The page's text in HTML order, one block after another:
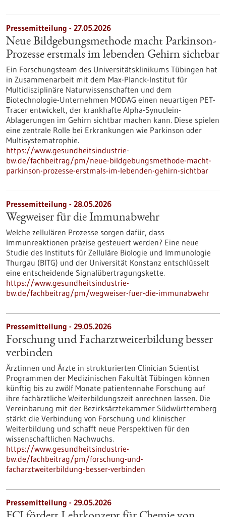
Pressemitteilung - 27.05.2026
Neue Bildgebungsmethode macht Parkinson-
Prozesse erstmals im lebenden Gehirn sichtbar
Ein Forschungsteam des Universitätsklinikums Tübingen hat
in Zusammenarbeit mit dem Max-Planck-Institut für
Multidisziplinäre Naturwissenschaften und dem
Biotechnologie-Unternehmen MODAG einen neuartigen PET-
Tracer entwickelt, der krankhafte Alpha-Synuclein-
Ablagerungen im Gehirn sichtbar machen kann. Diese spielen
eine zentrale Rolle bei Erkrankungen wie Parkinson oder
Multisystematrophie.
https://www.gesundheitsindustrie-
bw.de/fachbeitrag/pm/neue-bildgebungsmethode-macht-
parkinson-prozesse-erstmals-im-lebenden-gehirn-sichtbar
Pressemitteilung - 28.05.2026
Wegweiser für die Immunabwehr
Welche zellulären Prozesse sorgen dafür, dass
Immunreaktionen präzise gesteuert werden? Eine neue
Studie des Instituts für Zelluläre Biologie und Immunologie
Thurgau (BITG) und der Universität Konstanz entschlüsselt
eine entscheidende Signalübertragungskette.
https://www.gesundheitsindustrie-
bw.de/fachbeitrag/pm/wegweiser-fuer-die-immunabwehr
Pressemitteilung - 29.05.2026
Forschung und Facharztweiterbildung besser
verbinden
Ärztinnen und Ärzte in strukturierten Clinician Scientist
Programmen der Medizinischen Fakultät Tübingen können
künftig bis zu zwölf Monate patientennahe Forschung auf
ihre fachärztliche Weiterbildungszeit anrechnen lassen. Die
Vereinbarung mit der Bezirksärztekammer Südwürttemberg
stärkt die Verbindung von Forschung und klinischer
Weiterbildung und schafft neue Perspektiven für den
wissenschaftlichen Nachwuchs.
https://www.gesundheitsindustrie-
bw.de/fachbeitrag/pm/forschung-und-
facharztweiterbildung-besser-verbinden
Pressemitteilung - 29.05.2026